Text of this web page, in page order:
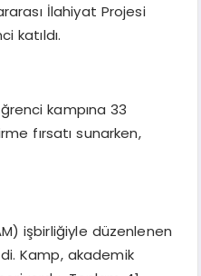
İlahiyat Projesi
katıldı.
kampına 33
fırsatı sunarken,
işbirliğiyle düzenlenen
Kamp, akademik